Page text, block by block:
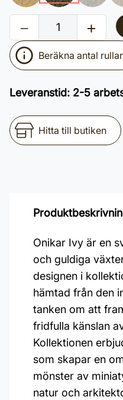
Beräkna antal rullar
Leveranstid: 2-5
Hitta till butiken
Onikar Ivy är en
och guldiga
designen i
hämtad från den
tanken om att
fridfulla känslan
Kollektionen
som skapar en
mönster av
natur och